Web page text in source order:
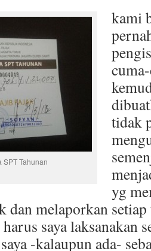
SPT Tahunan
kami
tidak
yg
dan melaporkan
saya laksanakan
-kalaupun ada-